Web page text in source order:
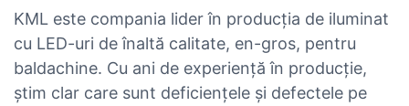
KML este compania lider în producția de iluminat
cu LED-uri de înaltă calitate, en-gros, pentru
baldachine. Cu ani de experiență în producție,
știm clar care sunt deficiențele și defectele pe